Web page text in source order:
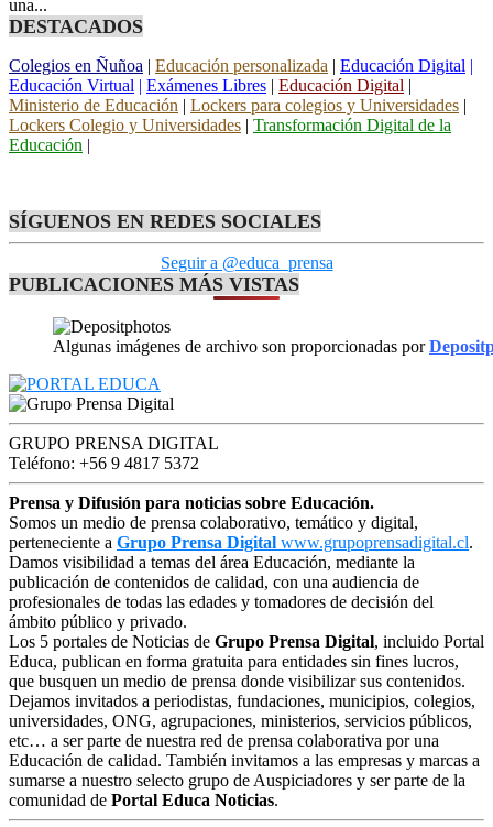
una...
DESTACADOS
Colegios en Ñuñoa | Educación personalizada | Educación Digital |
Educación Virtual | Exámenes Libres | Educación Digital |
Ministerio de Educación | Lockers para colegios y Universidades |
Lockers Colegio y Universidades | Transformación Digital de la
Educación |
SÍGUENOS EN REDES SOCIALES
Seguir a @educa_prensa
PUBLICACIONES MÁS VISTAS
Algunas imágenes de archivo son proporcionadas por
GRUPO PRENSA DIGITAL
Teléfono: +56 9 4817 5372
Prensa y Difusión para noticias sobre Educación.
Somos un medio de prensa colaborativo, temático y digital,
perteneciente a Grupo Prensa Digital www.grupoprensadigital.cl.
Damos visibilidad a temas del área Educación, mediante la
publicación de contenidos de calidad, con una audiencia de
profesionales de todas las edades y tomadores de decisión del
ámbito público y privado.
Los 5 portales de Noticias de Grupo Prensa Digital, incluido Portal
Educa, publican en forma gratuita para entidades sin fines lucros,
que busquen un medio de prensa donde visibilizar sus contenidos.
Dejamos invitados a periodistas, fundaciones, municipios, colegios,
universidades, ONG, agrupaciones, ministerios, servicios públicos,
etc… a ser parte de nuestra red de prensa colaborativa por una
Educación de calidad. También invitamos a las empresas y marcas a
sumarse a nuestro selecto grupo de Auspiciadores y ser parte de la
comunidad de Portal Educa Noticias.